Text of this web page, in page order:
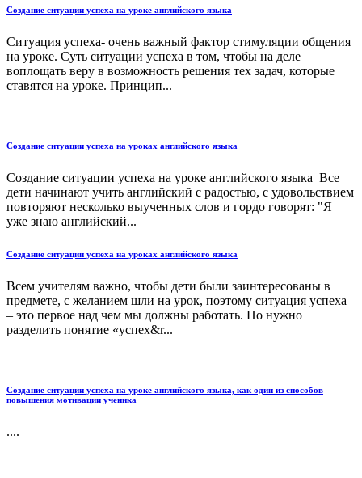
Создание ситуации успеха на уроке английского языка
Ситуация успеха- очень важный фактор стимуляции общения
на уроке. Суть ситуации успеха в том, чтобы на деле
воплощать веру в возможность решения тех задач, которые
ставятся на уроке. Принцип...
Создание ситуации успеха на уроках английского языка
Создание ситуации успеха на уроке английского языка Все
дети начинают учить английский с радостью, с удовольствием
повторяют несколько выученных слов и гордо говорят: "Я
уже знаю английский...
Создание ситуации успеха на уроках английского языка
Всем учителям важно, чтобы дети были заинтересованы в
предмете, с желанием шли на урок, поэтому ситуация успеха
– это первое над чем мы должны работать. Но нужно
разделить понятие «успех&r...
Создание ситуации успеха на уроке английского языка, как один из способов
повышения мотивации ученика
....